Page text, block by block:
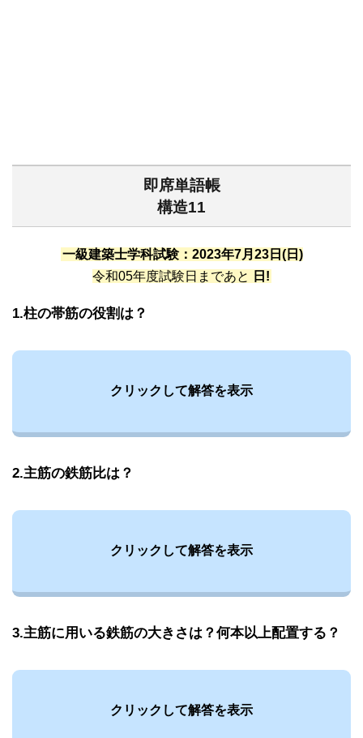
即席単語帳
構造11
一級建築士学科試験：2023年7月23日(日)
令和05年度試験日まであと
日!
1.柱の帯筋の役割は？
クリックして解答を表示
2.主筋の鉄筋比は？
クリックして解答を表示
3.主筋に用いる鉄筋の大きさは？何本以上配置する？
クリックして解答を表示